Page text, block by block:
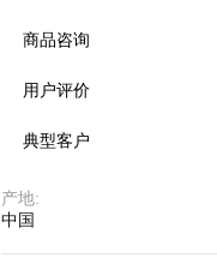
商品咨询
用户评价
典型客户
产地:
中国